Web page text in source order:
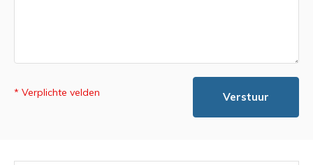
* Verplichte velden Verstuur